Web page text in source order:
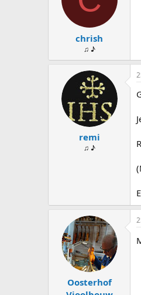
chrish
♫ ♪
remi
♫ ♪
Oosterhof